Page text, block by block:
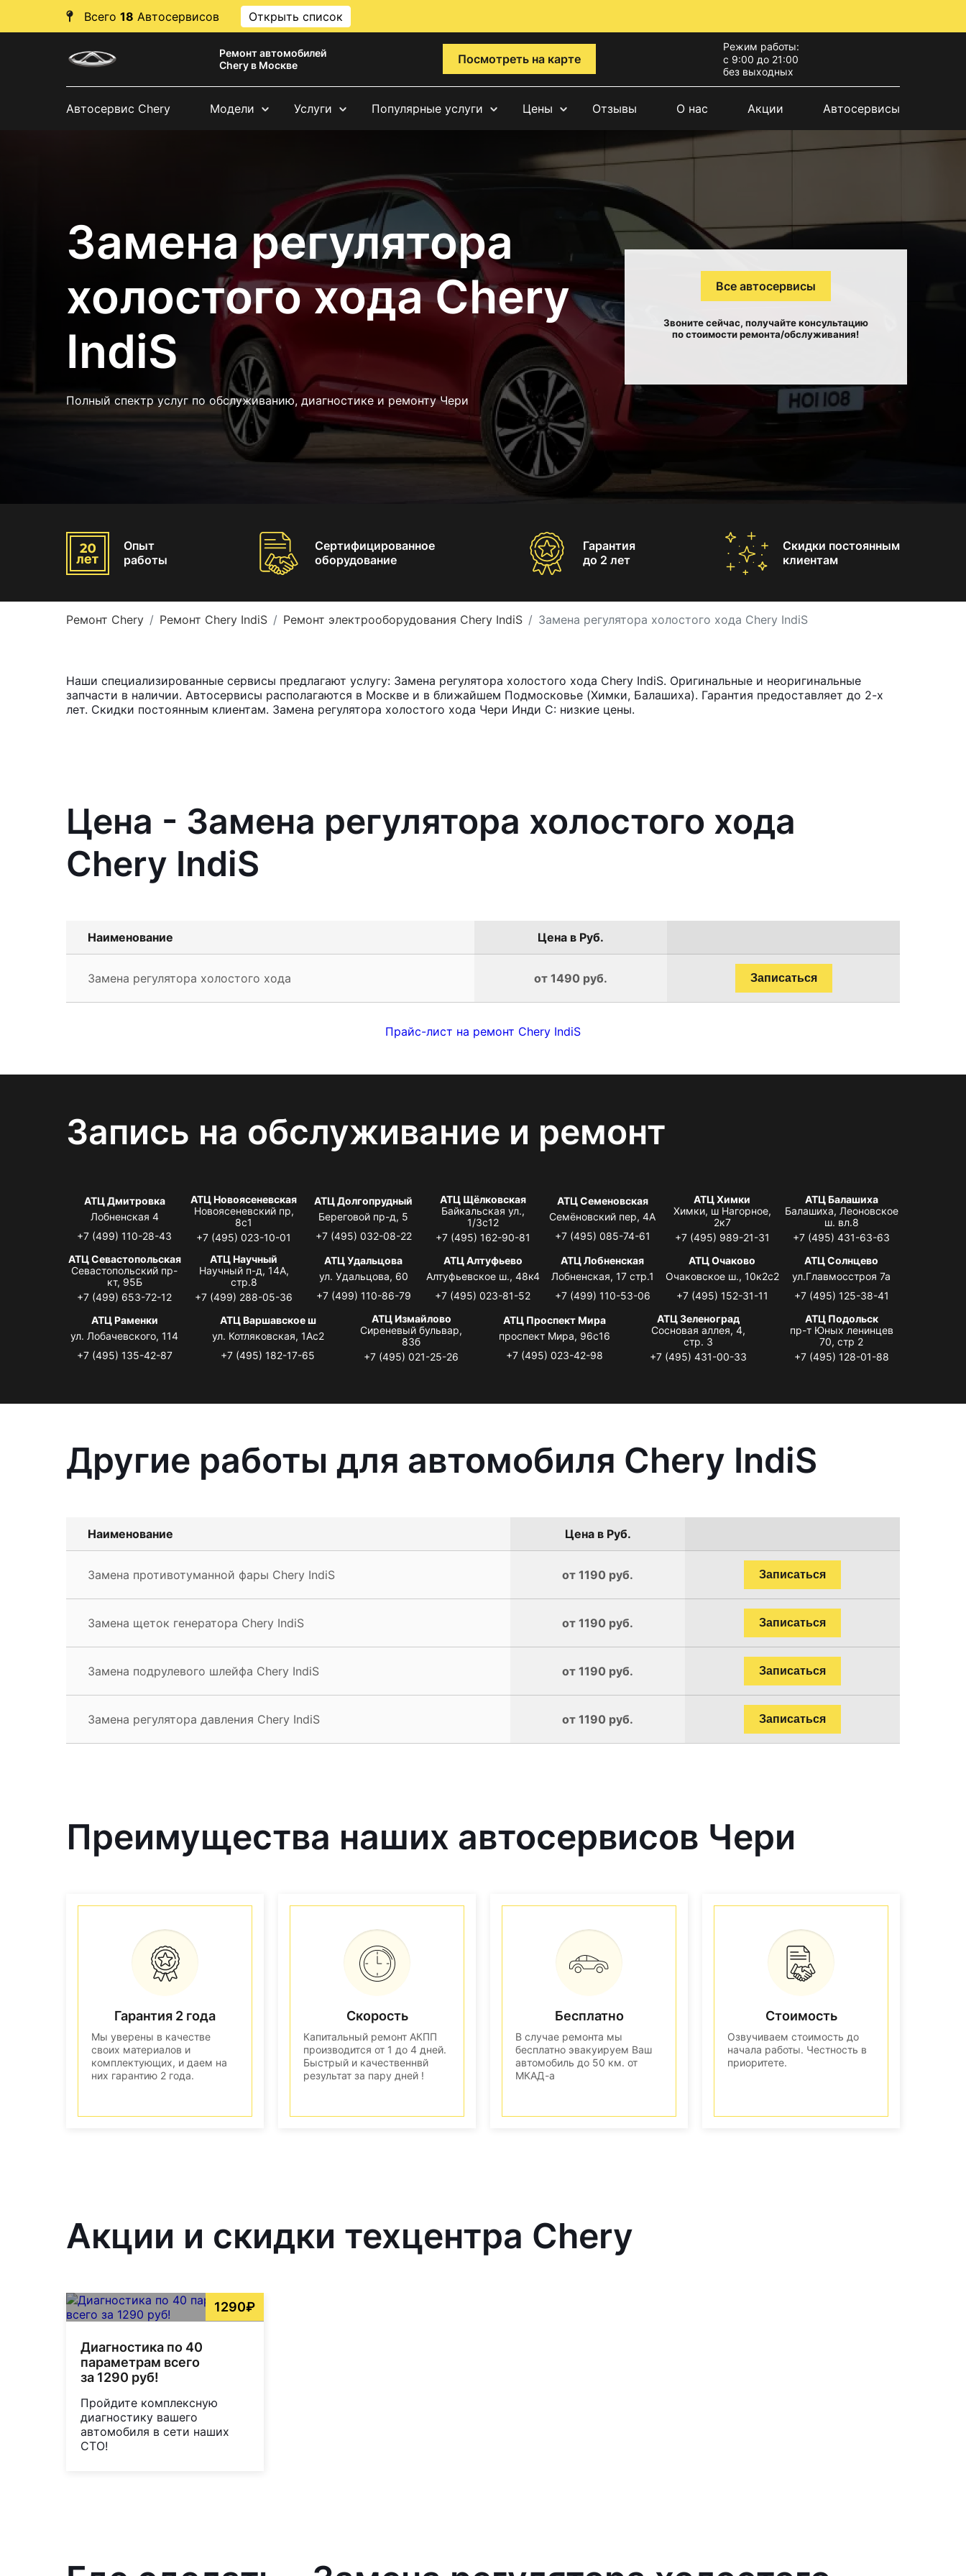
Всего 18 Автосервисов Открыть список
Ремонт автомобилей
Chery в Москве
Посмотреть на карте
Режим работы:
с 9:00 до 21:00
без выходных
Автосервис Chery Модели Услуги Популярные услуги Цены Отзывы О нас Акции Автосервисы
Замена регулятора
холостого хода Chery
IndiS
Полный спектр услуг по обслуживанию, диагностике и ремонту Чери
Все автосервисы
Звоните сейчас, получайте консультацию
по стоимости ремонта/обслуживания!
Опыт
работы
Сертифицированное
оборудование
Гарантия
до 2 лет
Скидки постоянным
клиентам
Ремонт Chery Ремонт Chery IndiS Ремонт электрооборудования Chery IndiS Замена регулятора холостого хода Chery IndiS
Наши специализированные сервисы предлагают услугу: Замена регулятора холостого хода Chery IndiS. Оригинальные и неоригинальные
запчасти в наличии. Автосервисы располагаются в Москве и в ближайшем Подмосковье (Химки, Балашиха). Гарантия предоставляет до 2-х
лет. Скидки постоянным клиентам. Замена регулятора холостого хода Чери Инди С: низкие цены.
Цена - Замена регулятора холостого хода
Chery IndiS
Наименование Цена в Руб.
Замена регулятора холостого хода от 1490 руб. Записаться
Прайс-лист на ремонт Chery IndiS
Запись на обслуживание и ремонт
АТЦ Дмитровка
Лобненская 4
+7 (499) 110-28-43
АТЦ Новоясеневская
Новоясеневский пр,
8с1
+7 (495) 023-10-01
АТЦ Долгопрудный
Береговой пр-д, 5
+7 (495) 032-08-22
АТЦ Щёлковская
Байкальская ул.,
1/3с12
+7 (495) 162-90-81
АТЦ Семеновская
Семёновский пер, 4А
+7 (495) 085-74-61
АТЦ Химки
Химки, ш Нагорное,
2к7
+7 (495) 989-21-31
АТЦ Балашиха
Балашиха, Леоновское
ш. вл.8
+7 (495) 431-63-63
АТЦ Севастопольская
Севастопольский пр-
кт, 95Б
+7 (499) 653-72-12
АТЦ Научный
Научный п-д, 14А,
стр.8
+7 (499) 288-05-36
АТЦ Удальцова
ул. Удальцова, 60
+7 (499) 110-86-79
АТЦ Алтуфьево
Алтуфьевское ш., 48к4
+7 (495) 023-81-52
АТЦ Лобненская
Лобненская, 17 стр.1
+7 (499) 110-53-06
АТЦ Очаково
Очаковское ш., 10к2с2
+7 (495) 152-31-11
АТЦ Солнцево
ул.Главмосстроя 7а
+7 (495) 125-38-41
АТЦ Раменки
ул. Лобачевского, 114
+7 (495) 135-42-87
АТЦ Варшавское ш
ул. Котляковская, 1Ас2
+7 (495) 182-17-65
АТЦ Измайлово
Сиреневый бульвар,
83б
+7 (495) 021-25-26
АТЦ Проспект Мира
проспект Мира, 96с16
+7 (495) 023-42-98
АТЦ Зеленоград
Сосновая аллея, 4,
стр. 3
+7 (495) 431-00-33
АТЦ Подольск
пр-т Юных ленинцев
70, стр 2
+7 (495) 128-01-88
Другие работы для автомобиля Chery IndiS
Наименование Цена в Руб.
Замена противотуманной фары Chery IndiS от 1190 руб. Записаться
Замена щеток генератора Chery IndiS от 1190 руб. Записаться
Замена подрулевого шлейфа Chery IndiS от 1190 руб. Записаться
Замена регулятора давления Chery IndiS от 1190 руб. Записаться
Преимущества наших автосервисов Чери
Гарантия 2 года
Мы уверены в качестве
своих материалов и
комплектующих, и даем на
них гарантию 2 года.
Скорость
Капитальный ремонт АКПП
производится от 1 до 4 дней.
Быстрый и качественнвй
результат за пару дней !
Бесплатно
В случае ремонта мы
бесплатно эвакуируем Ваш
автомобиль до 50 км. от
МКАД-а
Стоимость
Озвучиваем стоимость до
начала работы. Честность в
приоритете.
Акции и скидки техцентра Chery
1290₽
Диагностика по 40
параметрам всего
за 1290 руб!
Пройдите комплексную
диагностику вашего
автомобиля в сети наших
СТО!